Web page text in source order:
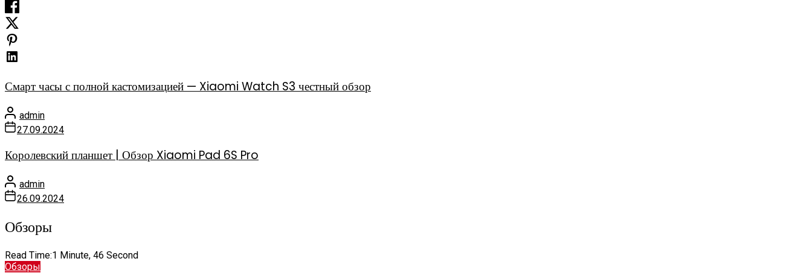
Смарт часы с полной кастомизацией — Xiaomi Watch S3 честный обзор
admin
27.09.2024
Королевский планшет | Обзор Xiaomi Pad 6S Pro
admin
26.09.2024
Обзоры
Read Time:1 Minute, 46 Second
Обзоры